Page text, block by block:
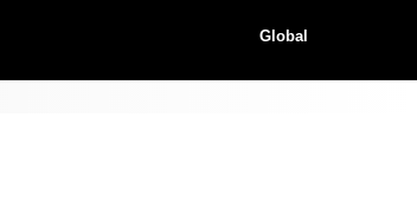
Global